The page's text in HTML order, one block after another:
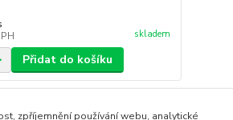
skladem
Přidat do košíku
strana z 1
zpříjemnění používání webu, analytické